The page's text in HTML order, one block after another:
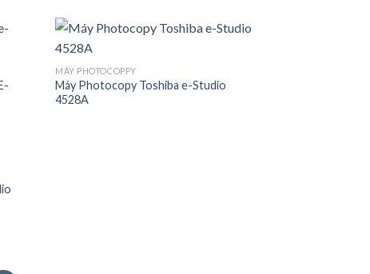
MÁY PHOTOCOPPY
Máy Photocopy Toshiba e-Studio
4528A